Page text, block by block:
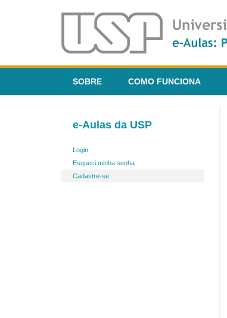
SOBRE COMO FUNCIONA
e-Aulas da USP
Login
Esqueci minha senha
Cadastre-se